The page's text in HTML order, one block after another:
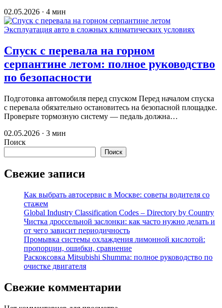
02.05.2026 · 4 мин
Эксплуатация авто в сложных климатических условиях
Спуск с перевала на горном
серпантине летом: полное руководство
по безопасности
Подготовка автомобиля перед спуском Перед началом спуска
с перевала обязательно остановитесь на безопасной площадке.
Проверьте тормозную систему — педаль должна…
02.05.2026 · 3 мин
Поиск
Поиск
Свежие записи
Как выбрать автосервис в Москве: советы водителя со
стажем
Global Industry Classification Codes – Directory by Country
Чистка дроссельной заслонки: как часто нужно делать и
от чего зависит периодичность
Промывка системы охлаждения лимонной кислотой:
пропорции, ошибки, сравнение
Раскоксовка Mitsubishi Shumma: полное руководство по
очистке двигателя
Свежие комментарии